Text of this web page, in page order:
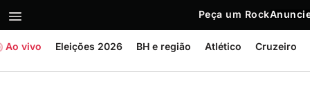
Peça um Rock
Ao vivo Eleições 2026 BH e região Atlético Cruzeiro